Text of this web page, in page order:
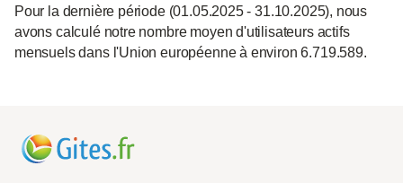
Pour la dernière période (01.05.2025 - 31.10.2025), nous
avons calculé notre nombre moyen d'utilisateurs actifs
mensuels dans l'Union européenne à environ 6.719.589.